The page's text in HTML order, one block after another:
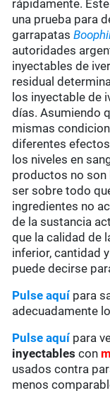
rápidamente.
una prueba para
garrapatas
autoridades
inyectables de
residual
los inyectable de
días. Asumiendo
mismas
diferentes
los niveles en
productos no son
ser sobre todo
ingredientes no
de la sustancia
que la calidad de
inferior, cantidad
puede decirse
Pulse aquípara
adecuadamente
Pulse aquí para
inyectables con
usados contra
menos